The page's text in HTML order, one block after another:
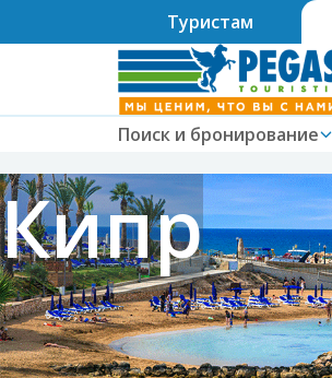
Туристам
Поиск и бронирование
Кипр